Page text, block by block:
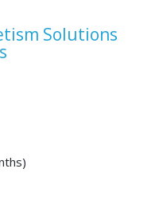
Solutions